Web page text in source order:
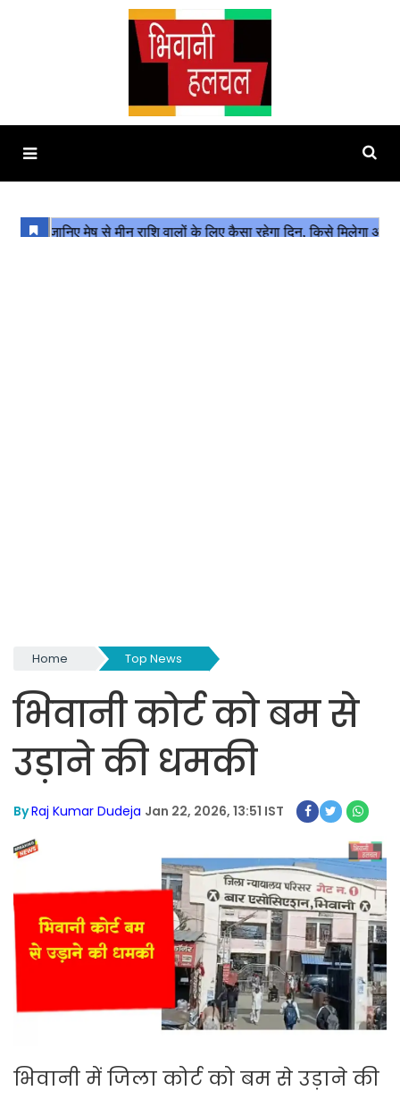
Home Top News
भिवानी कोर्ट को बम से
उड़ाने की धमकी
ByRaj Kumar Dudeja Jan 22, 2026, 13:51 IST
भिवानी में जिला कोर्ट को बम से उड़ाने की